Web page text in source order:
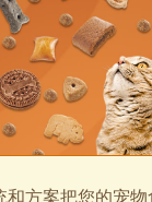
方案把您的宠